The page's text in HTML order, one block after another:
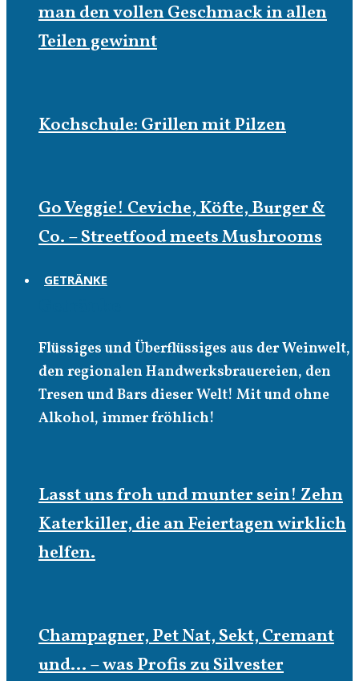
man den vollen Geschmack in allen
Teilen gewinnt
Kochschule: Grillen mit Pilzen
Go Veggie! Ceviche, Köfte, Burger &
Co. – Streetfood meets Mushrooms
GETRÄNKE
Flüssiges und Überflüssiges aus der Weinwelt,
den regionalen Handwerksbrauereien, den
Tresen und Bars dieser Welt! Mit und ohne
Alkohol, immer fröhlich!
Lasst uns froh und munter sein! Zehn
Katerkiller, die an Feiertagen wirklich
helfen.
Champagner, Pet Nat, Sekt, Cremant
und… – was Profis zu Silvester